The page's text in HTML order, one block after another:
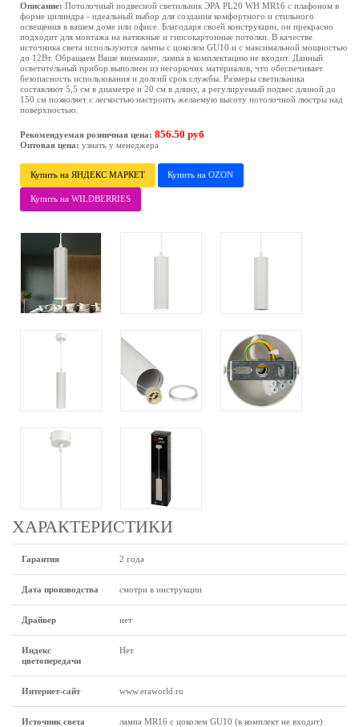
Описание: Потолочный подвесной светильник ЭРА PL20 WH MR16 с плафоном в
форме цилиндра - идеальный выбор для создания комфортного и стильного
освещения в вашем доме или офисе. Благодаря своей конструкции, он прекрасно
подходит для монтажа на натяжные и гипсокартонные потолки. В качестве
источника света используются лампы с цоколем GU10 и с максимальной мощностью
до 12Вт. Обращаем Ваше внимание, лампа в комплектацию не входит. Данный
осветительный прибор выполнен из негорючих материалов, что обеспечивает
безопасность использования и долгий срок службы. Размеры светильника
составляют 5,5 см в диаметре и 20 см в длину, а регулируемый подвес длиной до
150 см позволяет с легкостью настроить желаемую высоту потолочной люстры над
поверхностью.
Рекомендуемая розничная цена: 856.50 руб
Оптовая цена: узнать у менеджера
Купить на ЯНДЕКС МАРКЕТ Купить на OZON
Купить на WILDBERRIES
ХАРАКТЕРИСТИКИ
Гарантия 2 года
Дата производства смотри в инструкции
Драйвер нет
Индекс
цветопередачи
Нет
Интернет-сайт www.eraworld.ru
Источник света лампа MR16 с цоколем GU10 (в комплект не входит)